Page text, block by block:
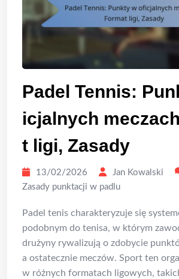
Padel Tennis:
icjalnych
t ligi, Zasady
13/02/2026 Jan Kowalski
Zasady punktacji w padlu
Padel tenis charakteryzuje się
podobnym do tenisa, w którym
drużyny rywalizują o zdobycie
a ostatecznie meczów. Sport ten
w różnych formatach ligowych,